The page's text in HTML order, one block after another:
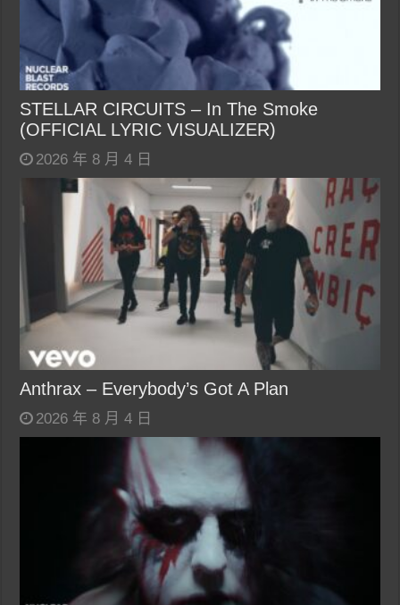
STELLAR CIRCUITS – In The Smoke
(OFFICIAL LYRIC VISUALIZER)
2026 年 8 月 4 日
Anthrax – Everybody’s Got A Plan
2026 年 8 月 4 日